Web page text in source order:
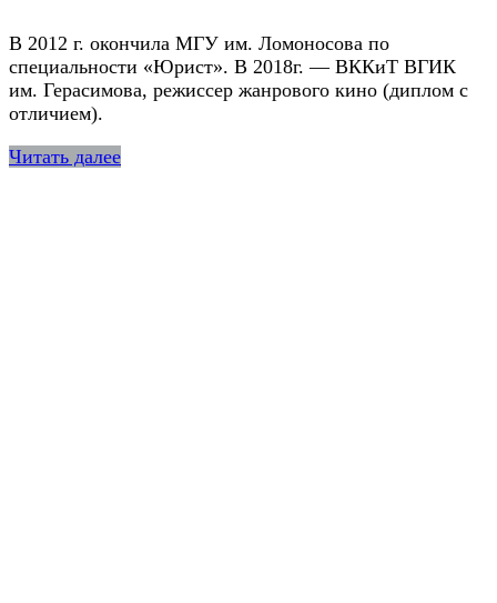
В 2012 г. окончила МГУ им. Ломоносова по
специальности «Юрист». В 2018г. — ВККиТ ВГИК
им. Герасимова, режиссер жанрового кино (диплом с
отличием).
Читать далее